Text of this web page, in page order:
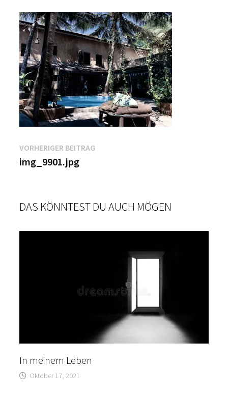
Beitragsnavigation
VORHERIGER BEITRAG
img_9901.jpg
DAS KÖNNTEST DU AUCH MÖGEN
In meinem Leben
Oktober 17, 2021